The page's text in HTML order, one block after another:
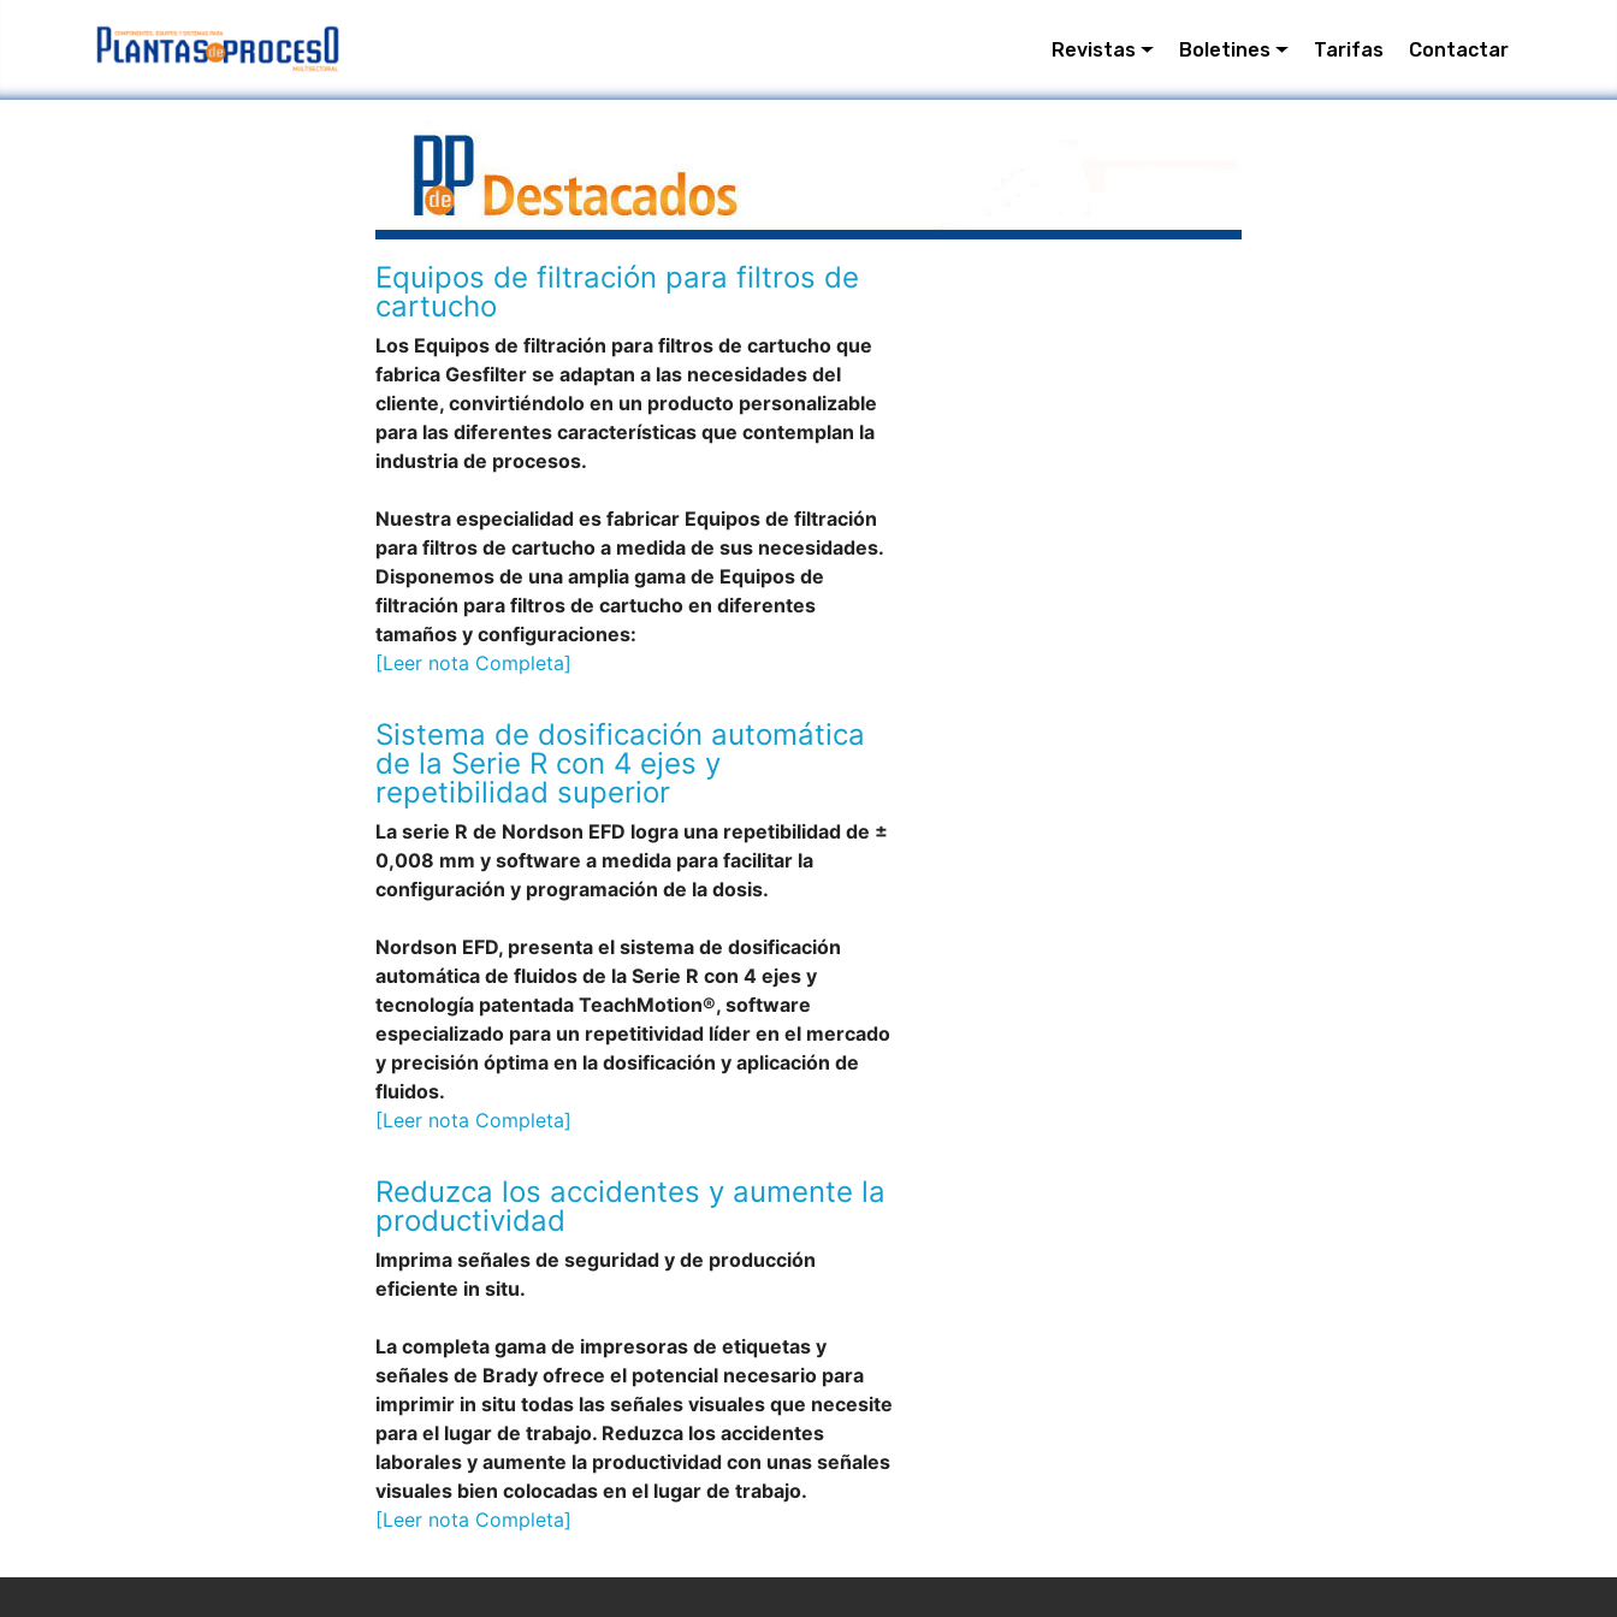
Revistas Boletines Tarifas Contactar
Equipos de filtración para filtros de
cartucho
Los Equipos de filtración para filtros de cartucho que
fabrica Gesfilter se adaptan a las necesidades del
cliente, convirtiéndolo en un producto personalizable
para las diferentes características que contemplan la
industria de procesos.
Nuestra especialidad es fabricar Equipos de filtración
para filtros de cartucho a medida de sus necesidades.
Disponemos de una amplia gama de Equipos de
filtración para filtros de cartucho en diferentes
tamaños y configuraciones:
[Leer nota Completa]
Sistema de dosificación automática
de la Serie R con 4 ejes y
repetibilidad superior
La serie R de Nordson EFD logra una repetibilidad de ±
0,008 mm y software a medida para facilitar la
configuración y programación de la dosis.
Nordson EFD, presenta el sistema de dosificación
automática de fluidos de la Serie R con 4 ejes y
tecnología patentada TeachMotion®, software
especializado para un repetitividad líder en el mercado
y precisión óptima en la dosificación y aplicación de
fluidos.
[Leer nota Completa]
Reduzca los accidentes y aumente la
productividad
Imprima señales de seguridad y de producción
eficiente in situ.
La completa gama de impresoras de etiquetas y
señales de Brady ofrece el potencial necesario para
imprimir in situ todas las señales visuales que necesite
para el lugar de trabajo. Reduzca los accidentes
laborales y aumente la productividad con unas señales
visuales bien colocadas en el lugar de trabajo.
[Leer nota Completa]